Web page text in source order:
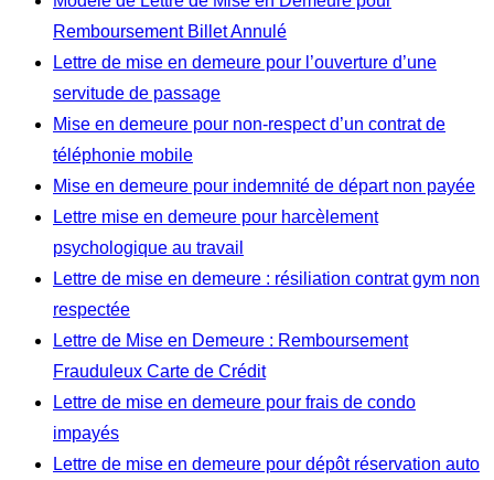
Remboursement Billet Annulé
Lettre de mise en demeure pour l’ouverture d’une
servitude de passage
Mise en demeure pour non-respect d’un contrat de
téléphonie mobile
Mise en demeure pour indemnité de départ non payée
Lettre mise en demeure pour harcèlement
psychologique au travail
Lettre de mise en demeure : résiliation contrat gym non
respectée
Lettre de Mise en Demeure : Remboursement
Frauduleux Carte de Crédit
Lettre de mise en demeure pour frais de condo
impayés
Lettre de mise en demeure pour dépôt réservation auto